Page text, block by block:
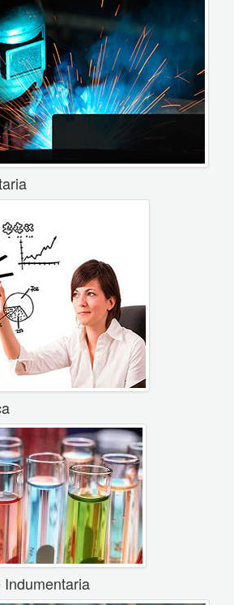
Indumentaria